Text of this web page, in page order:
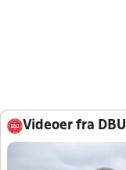
Videoer fra DBU